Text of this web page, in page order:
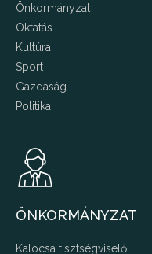
Önkormányzat
Oktatás
Kultúra
Sport
Gazdaság
Politika
ÖNKORMÁNYZAT
Kalocsa tisztségviselői